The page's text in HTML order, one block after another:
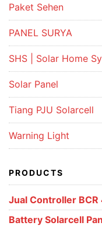
Paket Sehen
PANEL SURYA
SHS | Solar Home
Solar Panel
Tiang PJU Solarcell
Warning Light
PRODUCTS
Jual Controller
Battery Solarcell